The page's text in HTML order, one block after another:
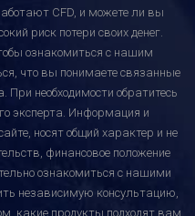
CFD, и можете ли вы
риск потери своих денег.
ознакомиться с нашим
что вы понимаете связанные
При необходимости обратитесь
эксперта. Информация и
носят общий характер и не
финансовое положение
ознакомиться с нашими
независимую консультацию,
какие продукты подходят вам